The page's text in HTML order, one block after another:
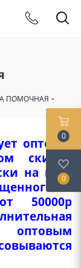
ПОМОЧНАЯ
оптовая
скидка
на весь
в
50000р
0
0